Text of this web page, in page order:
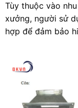
Tùy thuộc vào
xưởng, người sử
hợp để đảm bảo